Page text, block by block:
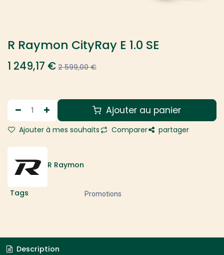
R Raymon CityRay E 1.0 SE
1 249,17 € 2 599,00€
Ajouter au panier
Ajouter à mes souhaits Comparer partager
R Raymon
Tags Promotions
Description